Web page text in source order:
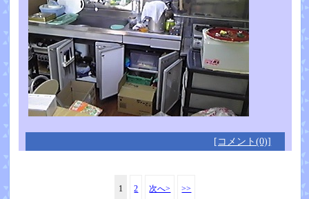
[コメント(0)]
1 2 次へ> >>